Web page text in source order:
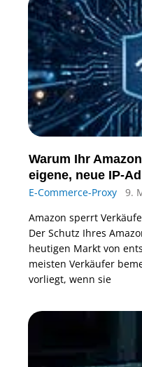
Warum Ihr
eigene, neue IP-
E-Commerce-Proxy 9.
Amazon sperrt
Der Schutz Ihres
heutigen Markt von
meisten Verkäufer
vorliegt, wenn sie